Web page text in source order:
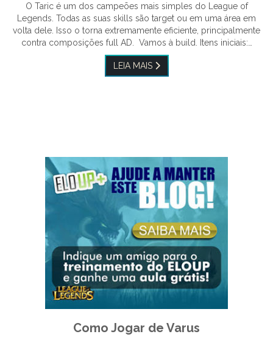
O Taric é um dos campeões mais simples do League of
Legends. Todas as suas skills são target ou em uma área em
volta dele. Isso o torna extremamente eficiente, principalmente
contra composições full AD. Vamos à build. Itens iniciais:…
LEIA MAIS
Como Jogar de Varus